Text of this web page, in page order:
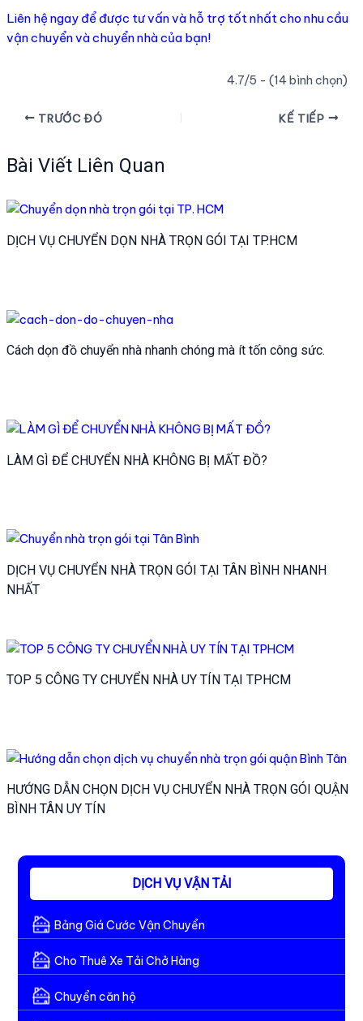
Liên hệ ngay để được tư vấn và hỗ trợ tốt nhất cho nhu cầu
vận chuyển và chuyển nhà của bạn!
4.7/5 - (14 bình chọn)
Điều
bài
viết
TRƯỚC ĐÓ KẾ TIẾP
Bài Viết Liên Quan
DỊCH VỤ CHUYỂN DỌN NHÀ TRỌN GÓI TẠI TP.HCM
Cách dọn đồ chuyển nhà nhanh chóng mà ít tốn công sức.
LÀM GÌ ĐỂ CHUYỂN NHÀ KHÔNG BỊ MẤT ĐỒ?
DỊCH VỤ CHUYỂN NHÀ TRỌN GÓI TẠI TÂN BÌNH NHANH
NHẤT
TOP 5 CÔNG TY CHUYỂN NHÀ UY TÍN TẠI TPHCM
HƯỚNG DẪN CHỌN DỊCH VỤ CHUYỂN NHÀ TRỌN GÓI QUẬN
BÌNH TÂN UY TÍN
DỊCH VỤ VẬN TẢI
Bảng Giá Cước Vận Chuyển
Cho Thuê Xe Tải Chở Hàng
Chuyển căn hộ